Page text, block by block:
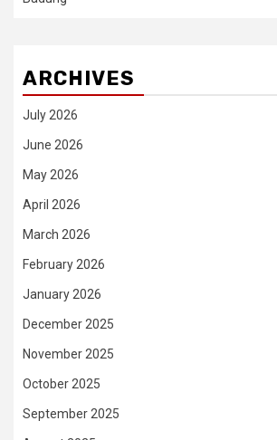
ARCHIVES
July 2026
June 2026
May 2026
April 2026
March 2026
February 2026
January 2026
December 2025
November 2025
October 2025
September 2025